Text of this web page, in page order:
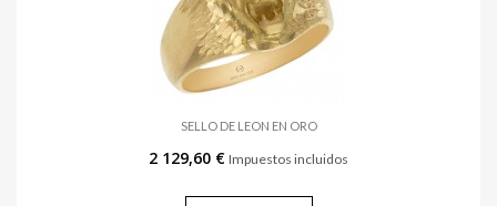
SELLO DE LEON EN ORO
2 129,60 € Impuestos incluidos